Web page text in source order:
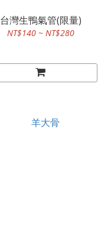
台灣生鴨氣管(限量)
NT$140 ~ NT$280